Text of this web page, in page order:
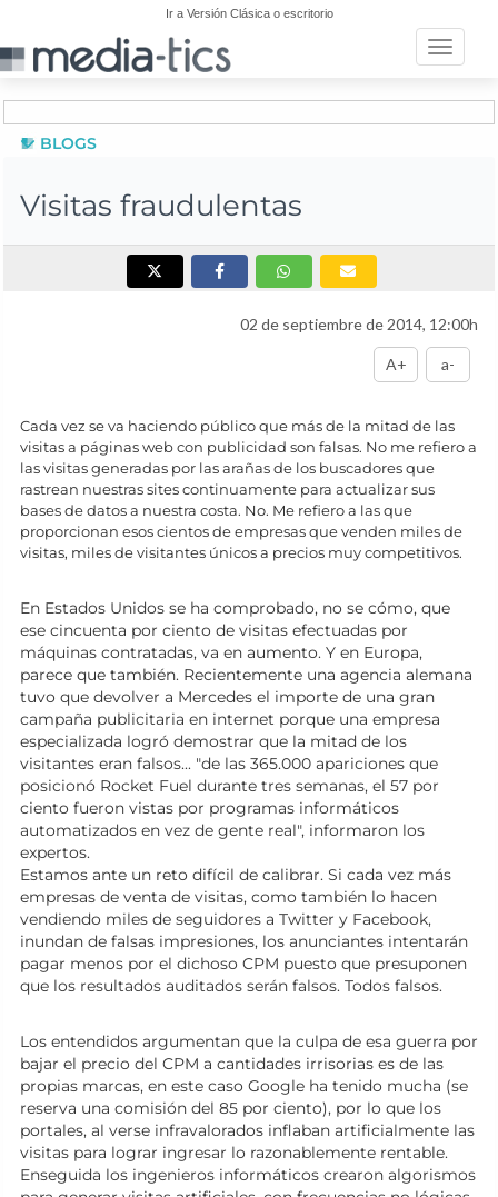
Ir a Versión Clásica o escritorio
Toggle
BLOGS
Visitas fraudulentas
02 de septiembre de 2014, 12:00h
A+ a-
Cada vez se va haciendo público que más de la mitad de las
visitas a páginas web con publicidad son falsas. No me refiero a
las visitas generadas por las arañas de los buscadores que
rastrean nuestras sites continuamente para actualizar sus
bases de datos a nuestra costa. No. Me refiero a las que
proporcionan esos cientos de empresas que venden miles de
visitas, miles de visitantes únicos a precios muy competitivos.
En Estados Unidos se ha comprobado, no se cómo, que
ese cincuenta por ciento de visitas efectuadas por
máquinas contratadas, va en aumento. Y en Europa,
parece que también. Recientemente una agencia alemana
tuvo que devolver a Mercedes el importe de una gran
campaña publicitaria en internet porque una empresa
especializada logró demostrar que la mitad de los
visitantes eran falsos... "de las 365.000 apariciones que
posicionó Rocket Fuel durante tres semanas, el 57 por
ciento fueron vistas por programas informáticos
automatizados en vez de gente real", informaron los
expertos.
Estamos ante un reto difícil de calibrar. Si cada vez más
empresas de venta de visitas, como también lo hacen
vendiendo miles de seguidores a Twitter y Facebook,
inundan de falsas impresiones, los anunciantes intentarán
pagar menos por el dichoso CPM puesto que presuponen
que los resultados auditados serán falsos. Todos falsos.
Los entendidos argumentan que la culpa de esa guerra por
bajar el precio del CPM a cantidades irrisorias es de las
propias marcas, en este caso Google ha tenido mucha (se
reserva una comisión del 85 por ciento), por lo que los
portales, al verse infravalorados inflaban artificialmente las
visitas para lograr ingresar lo razonablemente rentable.
Enseguida los ingenieros informáticos crearon algorismos